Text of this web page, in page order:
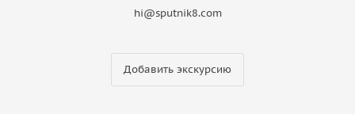
hi@sputnik8.com
Добавить экскурсию